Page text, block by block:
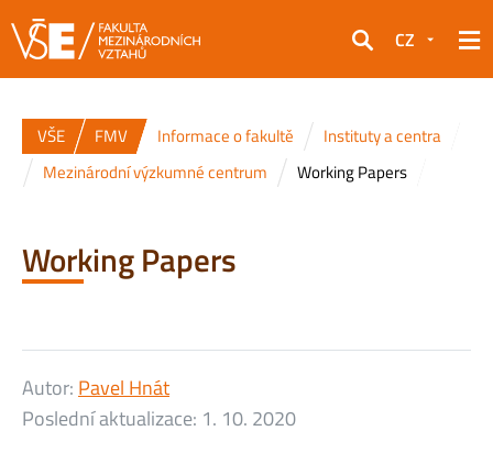
Hledat
CZ
VŠE FMV Informace o fakultě
Instituty a centra
Mezinárodní výzkumné centrum
Working Papers
Working Papers
Autor: Pavel Hnát
Poslední aktualizace: 1. 10. 2020